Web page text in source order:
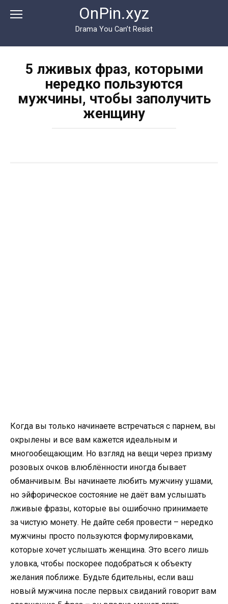
OnPin.xyz
Drama You Can’t Resist
5 лживых фраз, которыми
нередко пользуются
мужчины, чтобы заполучить
женщину
Когда вы только начинаете встречаться с парнем, вы
окрылены и все вам кажется идеальным и
многообещающим. Но взгляд на вещи через призму
розовых очков влюблённости иногда бывает
обманчивым. Вы начинаете любить мужчину ушами,
но эйфорическое состояние не даёт вам услышать
лживые фразы, которые вы ошибочно принимаете
за чистую монету. Не дайте себя провести – нередко
мужчины просто пользуются формулировками,
которые хочет услышать женщина. Это всего лишь
уловка, чтобы поскорее подобраться к объекту
желания поближе. Будьте бдительны, если ваш
новый мужчина после первых свиданий говорит вам